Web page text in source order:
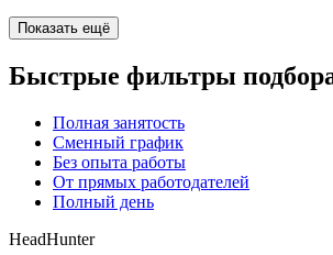
Показать ещё
Быстрые фильтры
Полная занятость
Сменный график
Без опыта работы
От прямых работодателей
Полный день
HeadHunter